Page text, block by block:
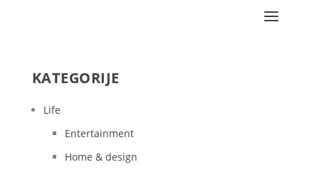
KATEGORIJE
Life
Entertainment
Home & design